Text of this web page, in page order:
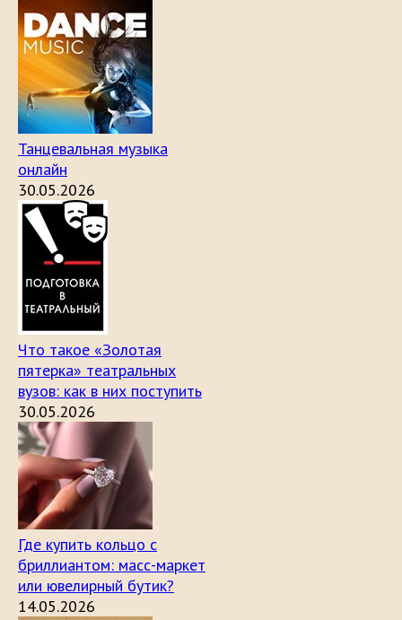
Танцевальная музыка
онлайн
30.05.2026
Что такое «Золотая
пятерка» театральных
вузов: как в них поступить
30.05.2026
Где купить кольцо с
бриллиантом: масс-маркет
или ювелирный бутик?
14.05.2026